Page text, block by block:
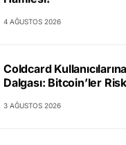
4 AĞUSTOS 2026
Coldcard
Dalgası: Bitcoin’ler
3 AĞUSTOS 2026